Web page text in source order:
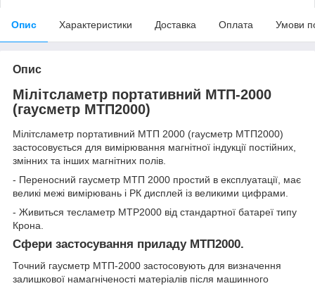
Опис Характеристики Доставка Оплата Умови
Опис
Мілітсламетр портативний МТП-2000
(гаусметр МТП2000)
Мілітсламетр портативний МТП 2000 (гаусметр МТП2000)
застосовується для вимірювання магнітної індукції постійних,
змінних та інших магнітних полів.
- Переносний гаусметр МТП 2000 простий в експлуатації, має
великі межі вимірювань і РК дисплей із великими цифрами.
- Живиться тесламетр MTP2000 від стандартної батареї типу
Крона.
Сфери застосування приладу МТП2000.
Точний гаусметр МТП-2000 застосовують для визначення
залишкової намагніченості матеріалів після машинного